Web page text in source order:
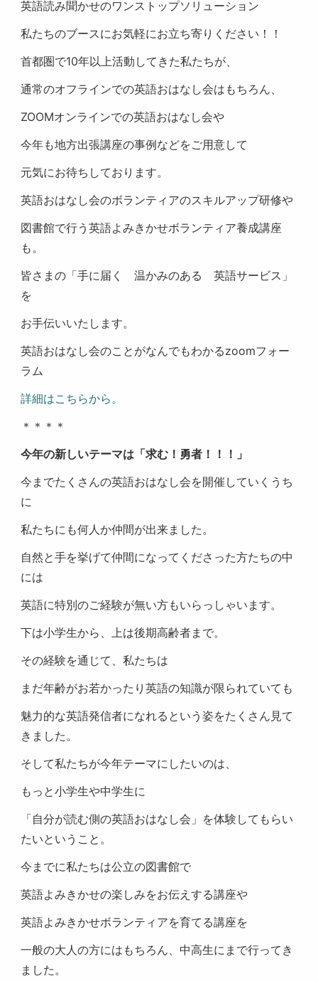
英語読み聞かせのワンストップソリューション
私たちのブースにお気軽にお立ち寄りください！！
首都圏で10年以上活動してきた私たちが、
通常のオフラインでの英語おはなし会はもちろん、
ZOOMオンラインでの英語おはなし会や
今年も地方出張講座の事例などをご用意して
元気にお待ちしております。
英語おはなし会のボランティアのスキルアップ研修や
図書館で行う英語よみきかせボランティア養成講座
も。
皆さまの「手に届く 温かみのある 英語サービス」
を
お手伝いいたします。
英語おはなし会のことがなんでもわかるzoomフォー
ラム
詳細はこちらから。
＊＊＊＊
今年の新しいテーマは「求む！勇者！！！」
今までたくさんの英語おはなし会を開催していくうち
に
私たちにも何人か仲間が出来ました。
自然と手を挙げて仲間になってくださった方たちの中
には
英語に特別のご経験が無い方もいらっしゃいます。
下は小学生から、上は後期高齢者まで。
その経験を通じて、私たちは
まだ年齢がお若かったり英語の知識が限られていても
魅力的な英語発信者になれるという姿をたくさん見て
きました。
そして私たちが今年テーマにしたいのは、
もっと小学生や中学生に
「自分が読む側の英語おはなし会」を体験してもらい
たいということ。
今までに私たちは公立の図書館で
英語よみきかせの楽しみをお伝えする講座や
英語よみきかせボランティアを育てる講座を
一般の大人の方にはもちろん、中高生にまで行ってき
ました。